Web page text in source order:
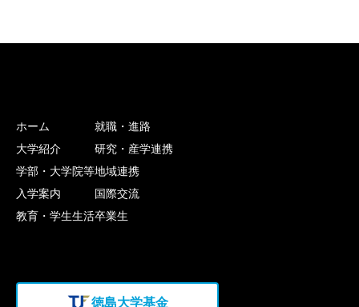
ホーム
大学紹介
学部・大学院等
入学案内
教育・学生生活
就職・進路
研究・産学連携
地域連携
国際交流
卒業生
徳島大学基金